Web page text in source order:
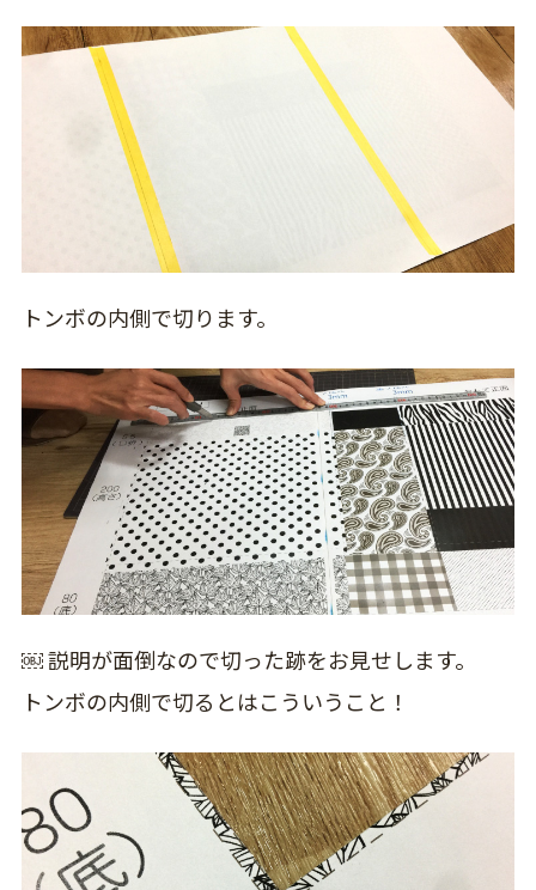
トンボの内側で切ります。
￼ 説明が面倒なので切った跡をお見せします。
トンボの内側で切るとはこういうこと！